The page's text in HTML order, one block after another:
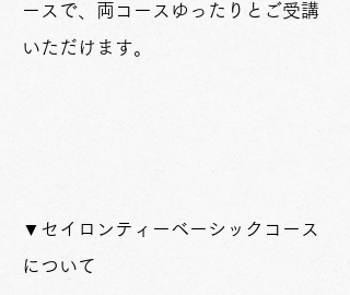
ースで、両コースゆったりとご受講
いただけます。
▼セイロンティーベーシックコース
について